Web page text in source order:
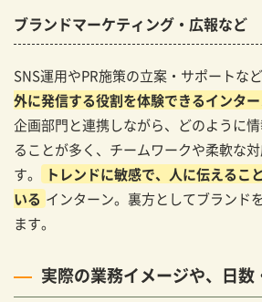
ブランドマーケティング・広報など
SNS運用やPR施策の立案・サポートなど
外に発信する役割を体験できるインタ
企画部門と連携しながら、どのように
ることが多く、チームワークや柔軟な
す。
トレンドに敏感で、人に伝えるこ
いる インターン。裏方としてブランド
ます。
実際の業務イメージや、日数